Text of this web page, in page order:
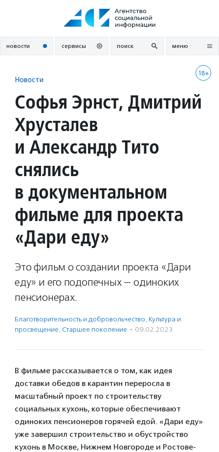
новости сервисы поиск меню
18+
Новости
Софья Эрнст, Дмитрий
Хрусталев
и Александр Тито
снялись
в документальном
фильме для проекта
«Дари еду»
Это фильм о создании проекта «Дари
еду» и его подопечных — одиноких
пенсионерах.
Благотвори­тель­ность и доброволь­чест­во, Культура и
просвещение, Старшее поколение · 09.02.2023
В фильме рассказывается о том, как идея
доставки обедов в карантин переросла в
масштабный проект по строительству
социальных кухонь, которые обеспечивают
одиноких пенсионеров горячей едой. «Дари еду»
уже завершил строительство и обустройство
кухонь в Москве, Нижнем Новгороде и Ростове-